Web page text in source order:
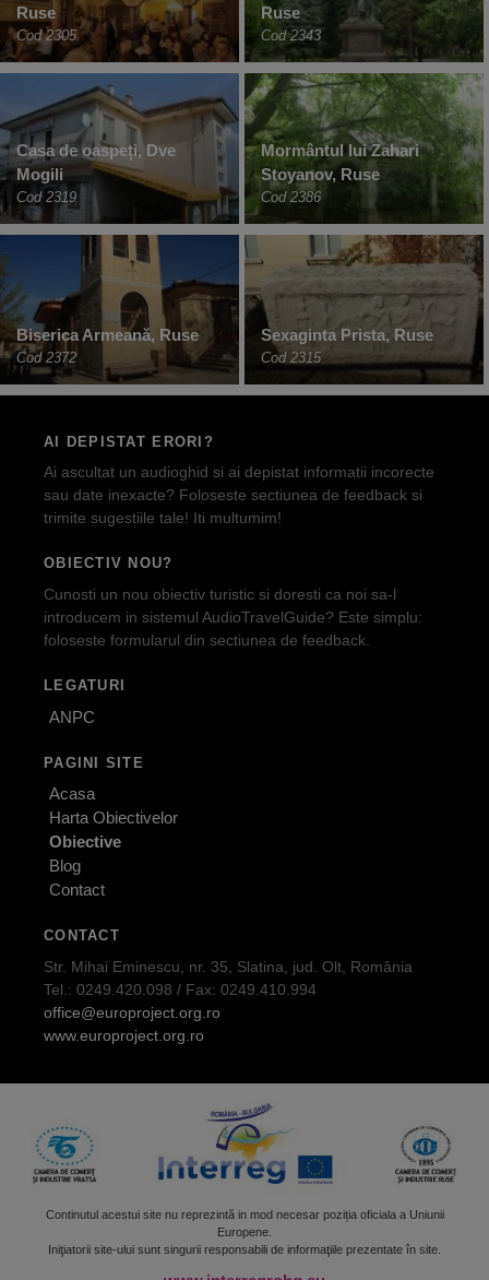
Ruse
Cod 2305
Ruse
Cod 2343
Casa de oaspeți, Dve
Mogili
Cod 2319
Mormântul lui Zahari
Stoyanov, Ruse
Cod 2386
Biserica Armeană, Ruse
Cod 2372
Sexaginta Prista, Ruse
Cod 2315
AI DEPISTAT ERORI?
Ai ascultat un audioghid si ai depistat informatii incorecte
sau date inexacte? Foloseste sectiunea de feedback si
trimite sugestiile tale! Iti multumim!
OBIECTIV NOU?
Cunosti un nou obiectiv turistic si doresti ca noi sa-l
introducem in sistemul AudioTravelGuide? Este simplu:
foloseste formularul din sectiunea de feedback.
LEGATURI
ANPC
PAGINI SITE
Acasa
Harta Obiectivelor
Obiective
Blog
Contact
CONTACT
Str. Mihai Eminescu, nr. 35, Slatina, jud. Olt, România
Tel.: 0249.420.098 / Fax: 0249.410.994
office@europroject.org.ro
www.europroject.org.ro
Continutul acestui site nu reprezintă in mod necesar poziția oficiala a Uniunii
Europene.
Iniţiatorii site-ului sunt singurii responsabili de informaţiile prezentate în site.